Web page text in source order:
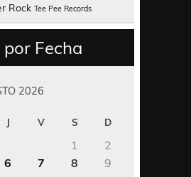
Rock Tee Pee Records
Fecha
2026
J V S D
1
2
6 7 8
9